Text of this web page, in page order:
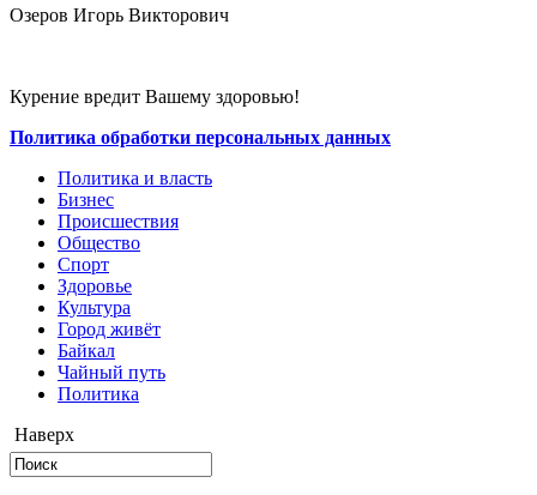
Озеров Игорь Викторович
Курение вредит Вашему здоровью!
Политика обработки персональных данных
Политика и власть
Бизнес
Происшествия
Общество
Cпорт
Здоровье
Культура
Город живёт
Байкал
Чайный путь
Политика
Наверх